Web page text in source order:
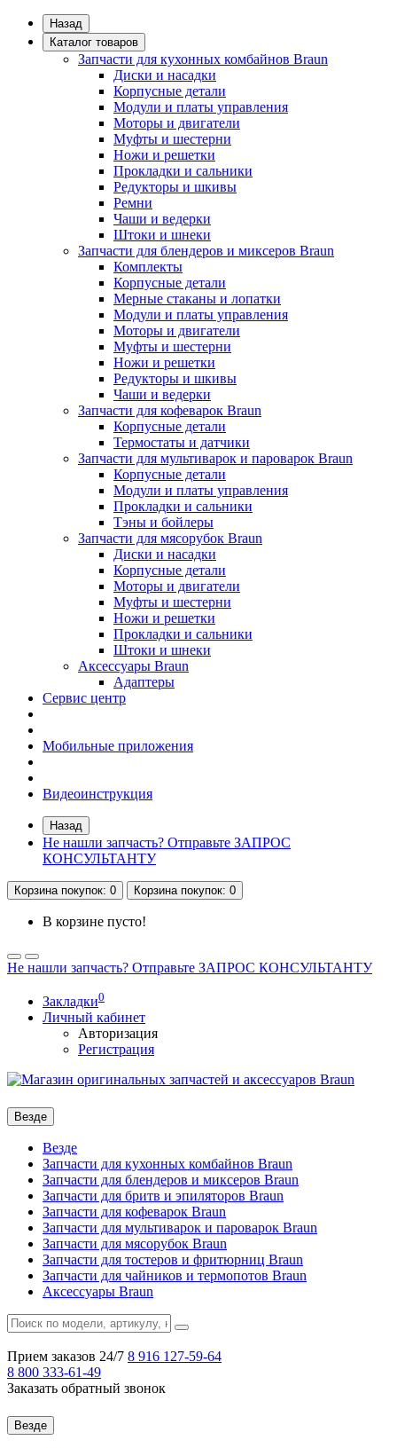
Назад
Каталог товаров
Запчасти для кухонных комбайнов Braun
Диски и насадки
Корпусные детали
Модули и платы управления
Моторы и двигатели
Муфты и шестерни
Ножи и решетки
Прокладки и сальники
Редукторы и шкивы
Ремни
Чаши и ведерки
Штоки и шнеки
Запчасти для блендеров и миксеров Braun
Комплекты
Корпусные детали
Мерные стаканы и лопатки
Модули и платы управления
Моторы и двигатели
Муфты и шестерни
Ножи и решетки
Редукторы и шкивы
Чаши и ведерки
Запчасти для кофеварок Braun
Корпусные детали
Термостаты и датчики
Запчасти для мультиварок и пароварок Braun
Корпусные детали
Модули и платы управления
Прокладки и сальники
Тэны и бойлеры
Запчасти для мясорубок Braun
Диски и насадки
Корпусные детали
Моторы и двигатели
Муфты и шестерни
Ножи и решетки
Прокладки и сальники
Штоки и шнеки
Аксессуары Braun
Адаптеры
Сервис центр
Мобильные приложения
Видеоинструкция
Назад
Не нашли запчасть? Отправьте ЗАПРОС
КОНСУЛЬТАНТУ
Корзинапокупок: 0 Корзинапокупок: 0
В корзине пусто!
Не нашли запчасть? Отправьте ЗАПРОС КОНСУЛЬТАНТУ
Закладки0
Личный кабинет
Авторизация
Регистрация
Везде
Везде
Запчасти для кухонных комбайнов Braun
Запчасти для блендеров и миксеров Braun
Запчасти для бритв и эпиляторов Braun
Запчасти для кофеварок Braun
Запчасти для мультиварок и пароварок Braun
Запчасти для мясорубок Braun
Запчасти для тостеров и фритюрниц Braun
Запчасти для чайников и термопотов Braun
Аксессуары Braun
Прием заказов 24/7 8 916 127-59-64
8 800 333-61-49
Заказать обратный звонок
Везде